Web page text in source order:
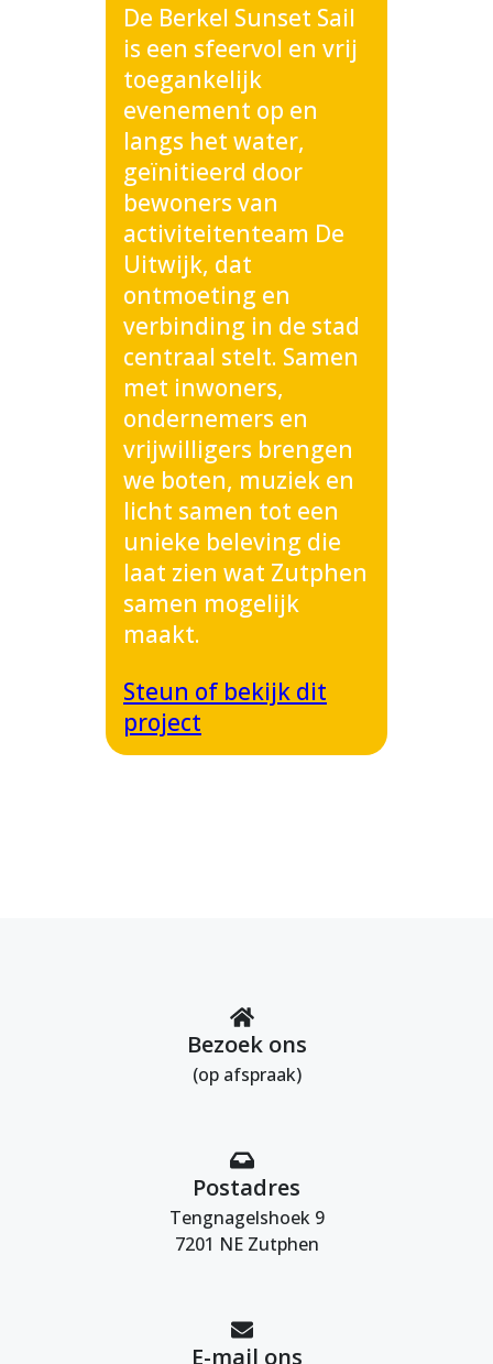
De Berkel Sunset Sail
is een sfeervol en vrij
toegankelijk
evenement op en
langs het water,
geïnitieerd door
bewoners van
activiteitenteam De
Uitwijk, dat
ontmoeting en
verbinding in de stad
centraal stelt. Samen
met inwoners,
ondernemers en
vrijwilligers brengen
we boten, muziek en
licht samen tot een
unieke beleving die
laat zien wat Zutphen
samen mogelijk
maakt.
Steun of bekijk dit
project
Bezoek ons
(op afspraak)
Postadres
Tengnagelshoek 9
7201 NE Zutphen
E-mail ons